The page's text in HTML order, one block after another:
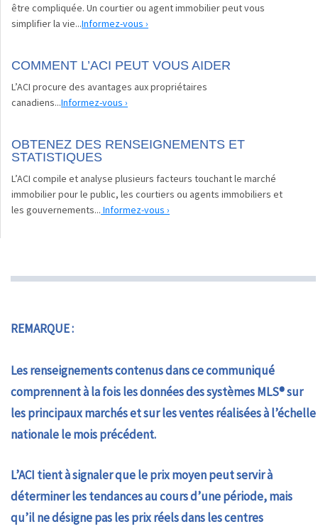
être compliquée. Un courtier ou agent immobilier peut vous
simplifier la vie...Informez-vous ›
COMMENT L’ACI PEUT VOUS AIDER
L’ACI procure des avantages aux propriétaires
canadiens...Informez-vous ›
OBTENEZ DES RENSEIGNEMENTS ET
STATISTIQUES
L’ACI compile et analyse plusieurs facteurs touchant le marché
immobilier pour le public, les courtiers ou agents immobiliers et
les gouvernements... Informez-vous ›
REMARQUE :
Les renseignements contenus dans ce communiqué
comprennent à la fois les données des systèmes MLS® sur
les principaux marchés et sur les ventes réalisées à l’échelle
nationale le mois précédent.
L’ACI tient à signaler que le prix moyen peut servir à
déterminer les tendances au cours d’une période, mais
qu’il ne désigne pas les prix réels dans les centres